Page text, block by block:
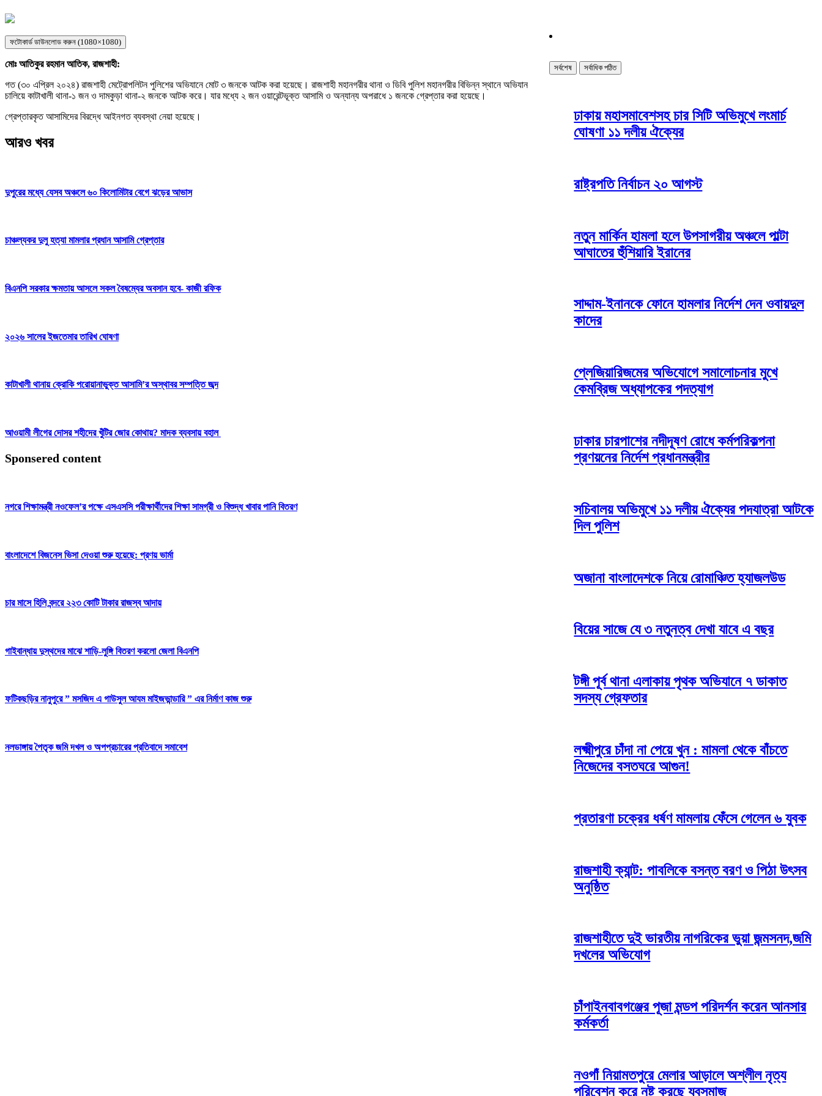
ফটোকার্ড ডাউনলোড করুন (1080×1080)
মোঃ আতিকুর রহমান আতিক, রাজশাহী:
গত (৩০ এপ্রিল ২০২৪) রাজশাহী মেট্রোপলিটন পুলিশের অভিযানে মোট ৩ জনকে আটক করা হয়েছে। রাজশাহী মহানগরীর থানা ও ডিবি পুলিশ মহানগরীর বিভিন্ন স্থানে অভিযান
চালিয়ে কাটাখালী থানা-১ জন ও দামকুড়া থানা-২ জনকে আটক করে। যার মধ্যে ২ জন ওয়ারেন্টভূক্ত আসামি ও অন্যান্য অপরাধে ১ জনকে গ্রেপ্তার করা হয়েছে।
গ্রেপ্তারকৃত আসামিদের বিরদ্ধে আইনগত ব্যবস্থা নেয়া হয়েছে।
আরও খবর
দুপুরের মধ্যে যেসব অঞ্চলে ৬০ কিলোমিটার বেগে ঝড়ের আভাস
চাঞ্চল্যকর দুলু হত্যা মামলার প্রধান আসামি গ্রেপ্তার
বিএনপি সরকার ক্ষমতায় আসলে সকল বৈষম্যের অবসান হবে- কাজী রফিক
২০২৬ সালের ইজতেমার তারিখ ঘোষণা
কাটাখালী থানায় ক্রোকি পরোয়ানাভুক্ত আসামি’র অস্থাবর সম্পত্তি জব্দ
আওয়ামী লীগের দোসর শহীদের খুঁটির জোর কোথায়? মাদক ব্যবসায় বহাল
Sponsered content
নগরে শিক্ষামন্ত্রী নওফেল’র পক্ষে এসএসসি পরীক্ষার্থীদের শিক্ষা সামগ্রী ও বিশুদ্ধ খাবার পানি বিতরণ
বাংলাদেশে বিজনেস ভিসা দেওয়া শুরু হয়েছে: প্রণয় ভার্মা
চার মাসে হিলি বন্দরে ২২৩ কোটি টাকার রাজস্ব আদায়
গাইবান্ধায় দুস্থদের মাঝে শাড়ি-লুঙ্গি বিতরণ করলো জেলা বিএনপি
ফটিকছড়ির নানুপুরে ” মসজিদ এ গাউসুল আযম মাইজভান্ডারি ” এর নির্মাণ কাজ শুরু
নলডাঙ্গায় পৈতৃক জমি দখল ও অপপ্রচারের প্রতিবাদে সমাবেশ
সর্বশেষ সর্বাধিক পঠিত
ঢাকায় মহাসমাবেশসহ চার সিটি অভিমুখে লংমার্চ
ঘোষণা ১১ দলীয় ঐক্যের
রাষ্ট্রপতি নির্বাচন ২০ আগস্ট
নতুন মার্কিন হামলা হলে উপসাগরীয় অঞ্চলে পাল্টা
আঘাতের হুঁশিয়ারি ইরানের
সাদ্দাম-ইনানকে ফোনে হামলার নির্দেশ দেন ওবায়দুল
কাদের
প্লেজিয়ারিজমের অভিযোগে সমালোচনার মুখে
কেমব্রিজ অধ্যাপকের পদত্যাগ
ঢাকার চারপাশের নদীদূষণ রোধে কর্মপরিকল্পনা
প্রণয়নের নির্দেশ প্রধানমন্ত্রীর
সচিবালয় অভিমুখে ১১ দলীয় ঐক্যের পদযাত্রা আটকে
দিল পুলিশ
অজানা বাংলাদেশকে নিয়ে রোমাঞ্চিত হ্যাজলউড
বিয়ের সাজে যে ৩ নতুনত্ব দেখা যাবে এ বছর
টঙ্গী পূর্ব থানা এলাকায় পৃথক অভিযানে ৭ ডাকাত
সদস্য গ্রেফতার
লক্ষ্মীপুরে চাঁদা না পেয়ে খুন : মামলা থেকে বাঁচতে
নিজেদের বসতঘরে আগুন!
প্রতারণা চক্রের ধর্ষণ মামলায় ফেঁসে গেলেন ৬ যুবক
রাজশাহী ক্যান্ট: পাবলিকে বসন্ত বরণ ও পিঠা উৎসব
অনুষ্ঠিত
রাজশাহীতে দুই ভারতীয় নাগরিকের ভুয়া জন্মসনদ,জমি
দখলের অভিযোগ
চাঁপাইনবাবগঞ্জের পূজা মন্ডপ পরিদর্শন করেন আনসার
কর্মকর্তা
নওগাঁ নিয়ামতপুরে মেলার আড়ালে অশ্লীল নৃত্য
পরিবেশন করে নষ্ট করছে যুবসমাজ